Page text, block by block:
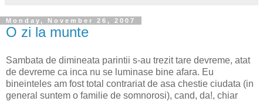
Monday, November 26, 2007
O zi la munte
Sambata de dimineata parintii s-au trezit tare devreme, atat
de devreme ca inca nu se luminase bine afara. Eu
bineinteles am fost total contrariat de asa chestie ciudata (in
general suntem o familie de somnorosi), cand, da!, chiar